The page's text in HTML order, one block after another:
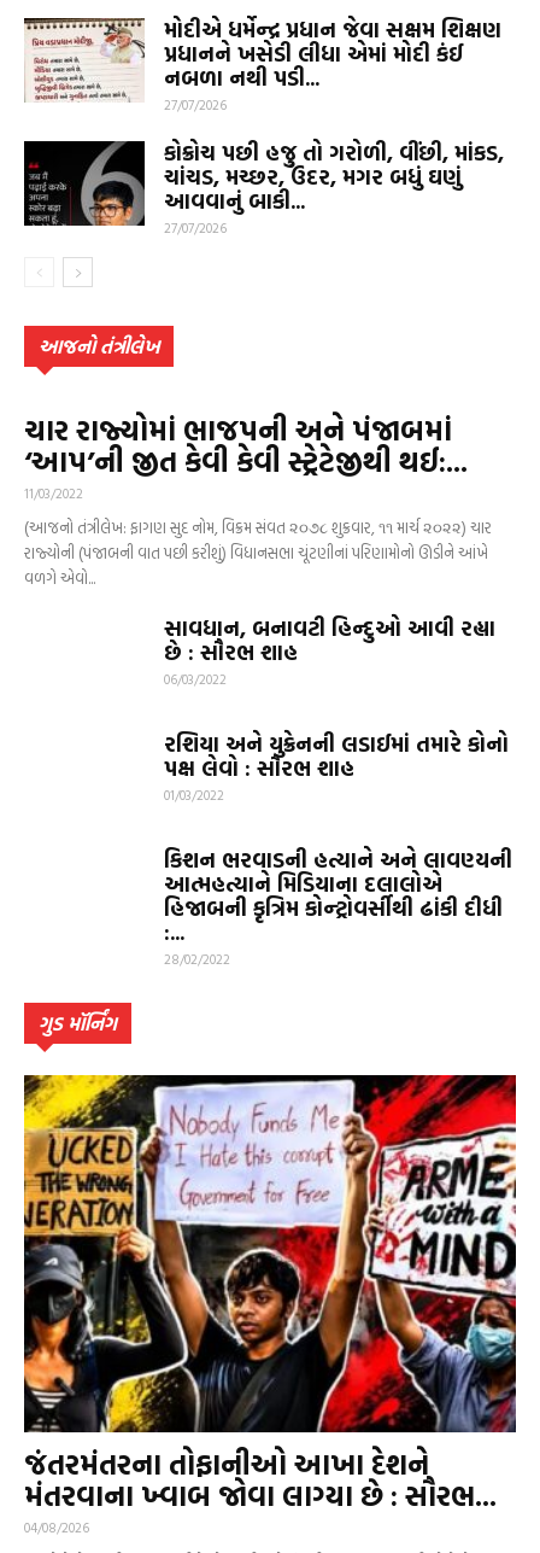
મોદીએ ધર્મેન્દ્ર પ્રધાન જેવા સક્ષમ શિક્ષણ
પ્રધાનને ખસેડી લીધા એમાં મોદી કંઈ
નબળા નથી પડી...
27/07/2026
કોક્રોચ પછી હજુ તો ગરોળી, વીંછી, માંકડ,
ચાંચડ, મચ્છર, ઉંદર, મગર બધું ઘણું
આવવાનું બાકી...
27/07/2026
આજનો તંત્રીલેખ
ચાર રાજ્યોમાં ભાજપની અને પંજાબમાં
‘આપ’ની જીત કેવી કેવી સ્ટ્રેટેજીથી થઈ:...
11/03/2022
(આજનો તંત્રીલેખ: ફાગણ સુદ નોમ, વિક્રમ સંવત ૨૦૭૮ શુક્રવાર, ૧૧ માર્ચ ૨૦૨૨) ચાર
રાજ્યોની (પંજાબની વાત પછી કરીશું) વિધાનસભા ચૂંટણીનાં પરિણામોનો ઊડીને આંખે
વળગે એવો...
સાવધાન, બનાવટી હિન્દુઓ આવી રહ્યા
છે : સૌરભ શાહ
06/03/2022
રશિયા અને યુક્રેનની લડાઈમાં તમારે કોનો
પક્ષ લેવો : સૌરભ શાહ
01/03/2022
કિશન ભરવાડની હત્યાને અને લાવણ્યની
આત્મહત્યાને મિડિયાના દલાલોએ
હિજાબની કૃત્રિમ કોન્ટ્રોવર્સીથી ઢાંકી દીધી
:...
28/02/2022
ગુડ મૉર્નિંગ
જંતરમંતરના તોફાનીઓ આખા દેશને
મંતરવાના ખ્વાબ જોવા લાગ્યા છે : સૌરભ...
04/08/2026